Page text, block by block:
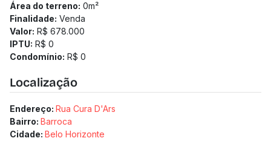
Área do terreno: 0m²
Finalidade: Venda
Valor: R$ 678.000
IPTU: R$ 0
Condomínio: R$ 0
Localização
Endereço: Rua Cura D'Ars
Bairro: Barroca
Cidade: Belo Horizonte